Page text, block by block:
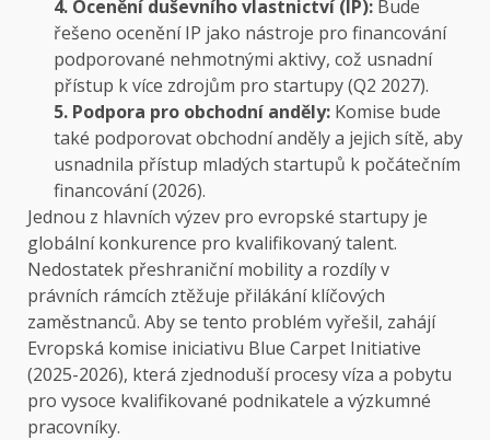
4. Ocenění duševního vlastnictví (IP): Bude
řešeno ocenění IP jako nástroje pro financování
podporované nehmotnými aktivy, což usnadní
přístup k více zdrojům pro startupy (Q2 2027).
5. Podpora pro obchodní anděly: Komise bude
také podporovat obchodní anděly a jejich sítě, aby
usnadnila přístup mladých startupů k počátečním
financování (2026).
Jednou z hlavních výzev pro evropské startupy je
globální konkurence pro kvalifikovaný talent.
Nedostatek přeshraniční mobility a rozdíly v
právních rámcích ztěžuje přilákání klíčových
zaměstnanců. Aby se tento problém vyřešil, zahájí
Evropská komise iniciativu Blue Carpet Initiative
(2025-2026), která zjednoduší procesy víza a pobytu
pro vysoce kvalifikované podnikatele a výzkumné
pracovníky.